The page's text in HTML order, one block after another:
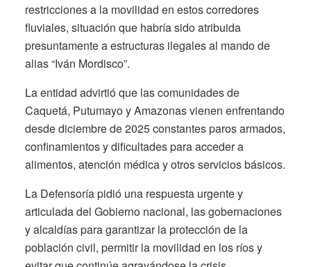
restricciones a la movilidad en estos corredores
fluviales, situación que habría sido atribuida
presuntamente a estructuras ilegales al mando de
alias “Iván Mordisco”.
La entidad advirtió que las comunidades de
Caquetá, Putumayo y Amazonas vienen enfrentando
desde diciembre de 2025 constantes paros armados,
confinamientos y dificultades para acceder a
alimentos, atención médica y otros servicios básicos.
La Defensoría pidió una respuesta urgente y
articulada del Gobierno nacional, las gobernaciones
y alcaldías para garantizar la protección de la
población civil, permitir la movilidad en los ríos y